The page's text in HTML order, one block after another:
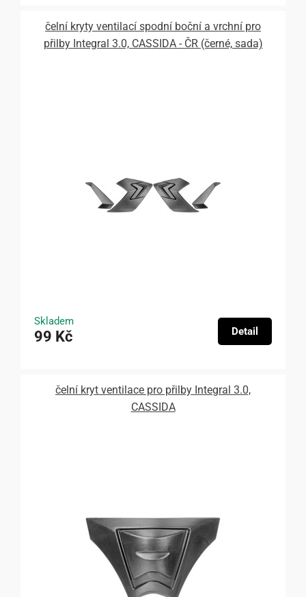
čelní kryty ventilací spodní boční a vrchní pro
přilby Integral 3.0, CASSIDA - ČR (černé, sada)
Skladem
99 Kč Detail
čelní kryt ventilace pro přilby Integral 3.0,
CASSIDA